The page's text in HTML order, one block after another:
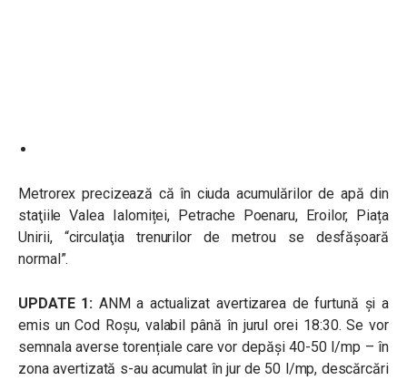
Metrorex precizează că în ciuda acumulărilor de apă din
staţiile Valea Ialomiței, Petrache Poenaru, Eroilor, Piața
Unirii, “circulaţia trenurilor de metrou se desfăşoară
normal”.
UPDATE 1: ANM a actualizat avertizarea de furtună și a
emis un Cod Roșu, valabil până în jurul orei 18:30. Se vor
semnala averse torențiale care vor depăși 40-50 l/mp – în
zona avertizată s-au acumulat în jur de 50 l/mp, descărcări